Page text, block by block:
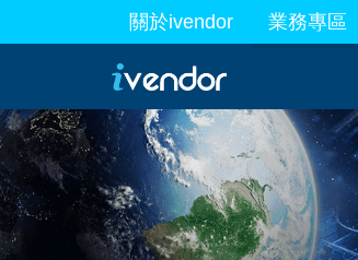
關於ivendor 業務專區
最新業務